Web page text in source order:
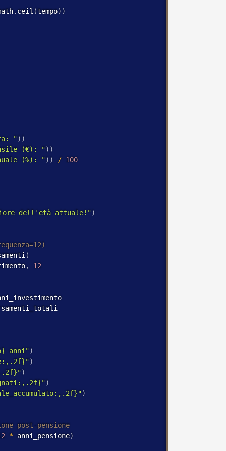
. ceil (tempo) )
") )
(€): ") )
(%): ") ) / 100
dell'età attuale!")
(
,
12
anni")
)
)
)
)
# Assumiamo 25 anni di pensione post-pensione
* anni_pensione)